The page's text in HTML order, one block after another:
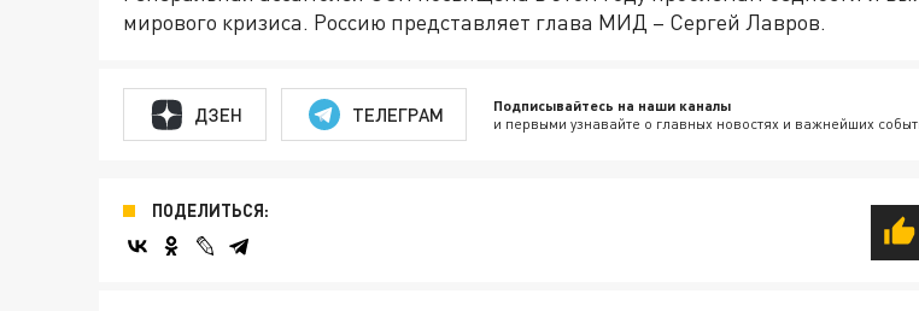
мирового кризиса. Россию представляет глава МИД – Сергей Лавров.
ДЗЕН ТЕЛЕГРАМ Подписывайтесь на наши каналы
и первыми узнавайте о главных новостях и важнейших
ПОДЕЛИТЬСЯ: